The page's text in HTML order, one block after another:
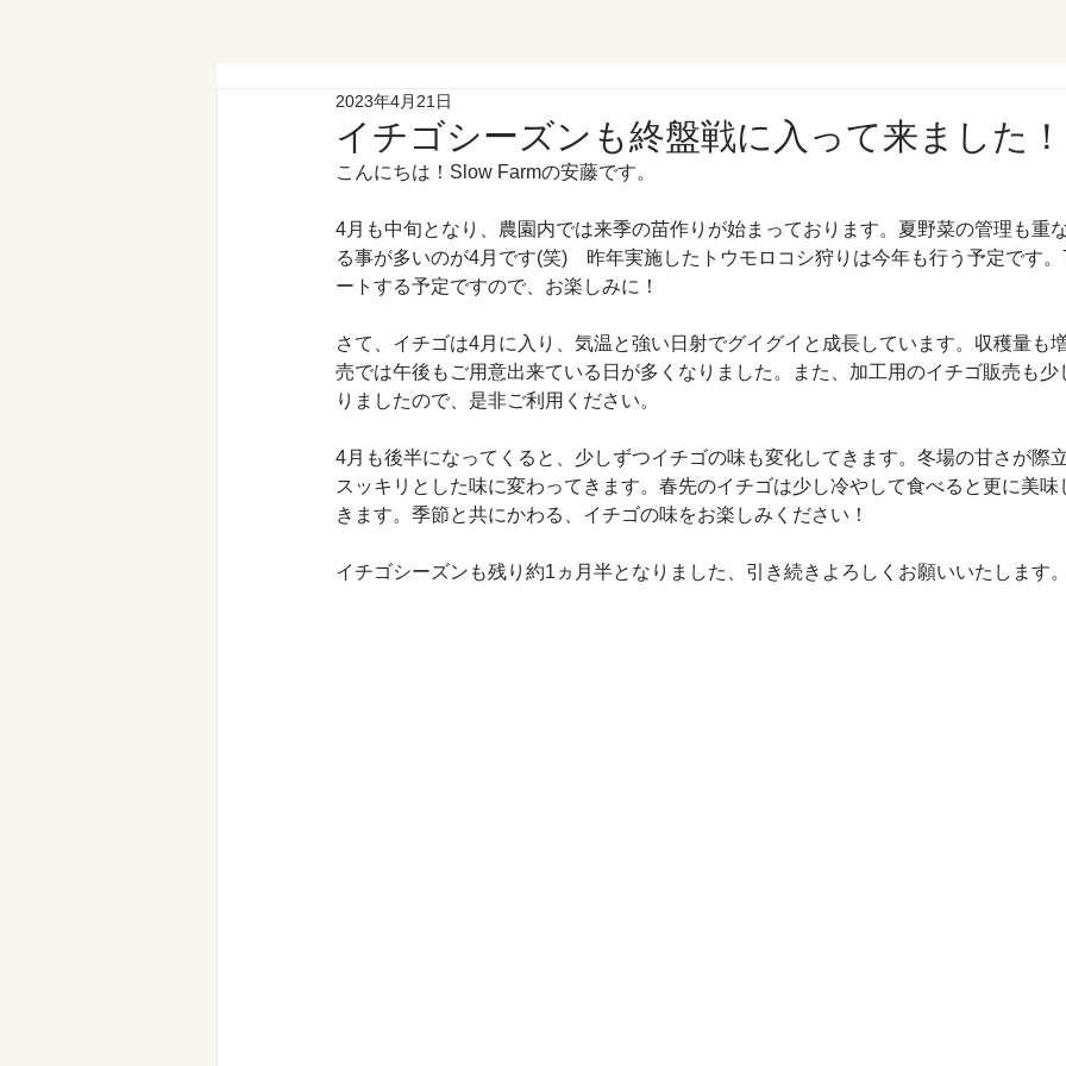
イチゴシーズンも終盤戦に入って来ました！
2023年4月21日
こんにちは！Slow Farmの安藤です。
4月も中旬となり、農園内では来季の苗作りが始まっております。夏野菜の管理も重
る事が多いのが4月です(笑)　昨年実施したトウモロコシ狩りは今年も行う予定です
ートする予定ですので、お楽しみに！
さて、イチゴは4月に入り、気温と強い日射でグイグイと成長しています。収穫量も
売では午後もご用意出来ている日が多くなりました。また、加工用のイチゴ販売も少
りましたので、是非ご利用ください。
4月も後半になってくると、少しずつイチゴの味も変化してきます。冬場の甘さが際
スッキリとした味に変わってきます。春先のイチゴは少し冷やして食べると更に美味
きます。季節と共にかわる、イチゴの味をお楽しみください！
イチゴシーズンも残り約1ヵ月半となりました、引き続きよろしくお願いいたします